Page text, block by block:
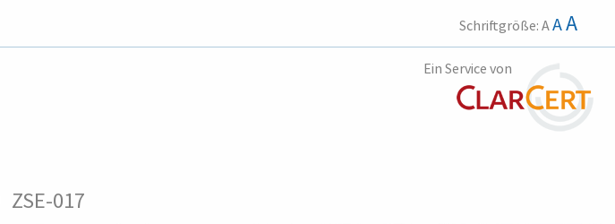
Schriftgröße: AAA
Ein Service von
ZSE-017